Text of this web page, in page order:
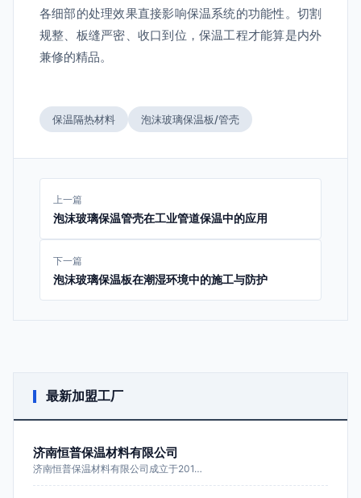
各细部的处理效果直接影响保温系统的功能性。切割
规整、板缝严密、收口到位，保温工程才能算是内外
兼修的精品。
保温隔热材料 泡沫玻璃保温板/管壳
上一篇
泡沫玻璃保温管壳在工业管道保温中的应用
下一篇
泡沫玻璃保温板在潮湿环境中的施工与防护
最新加盟工厂
济南恒普保温材料有限公司
济南恒普保温材料有限公司成立于201…